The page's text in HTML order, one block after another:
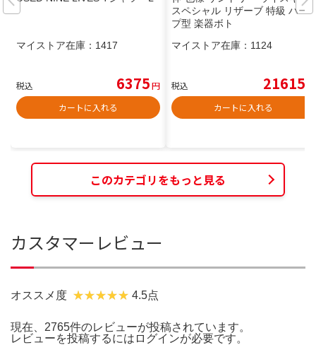
マイストア在庫： 1417
税込 6375円
カートに入れる
スペシャル リザーブ 特級 ハー
プ型 楽器ボト
マイストア在庫： 1124
税込 21615
カートに入れる
このカテゴリをもっと見る
カスタマーレビュー
オススメ度 4.5点
現在、2765件のレビューが投稿されています。
レビューを投稿するには ログインが必要です。